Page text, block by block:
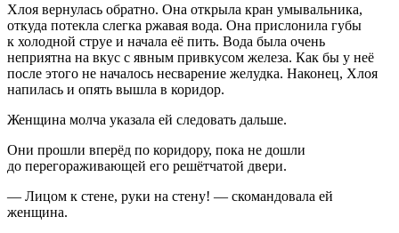
Хлоя вернулась обратно. Она открыла кран умывальника,
откуда потекла слегка ржавая вода. Она прислонила губы
к холодной струе и начала её пить. Вода была очень
неприятна на вкус с явным привкусом железа. Как бы у неё
после этого не началось несварение желудка. Наконец, Хлоя
напилась и опять вышла в коридор.
Женщина молча указала ей следовать дальше.
Они прошли вперёд по коридору, пока не дошли
до перегораживающей его решётчатой двери.
— Лицом к стене, руки на стену! — скомандовала ей
женщина.